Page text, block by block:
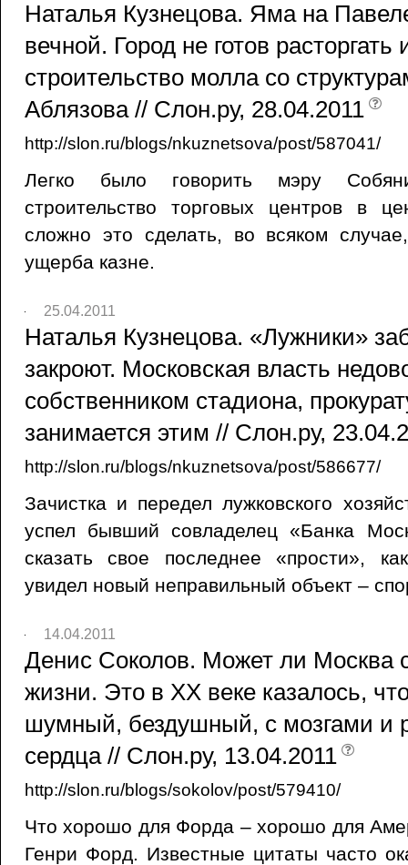
Наталья Кузнецова. Яма на
вечной. Город не готов расторгать
строительство молла со
Аблязова // Слон.ру, 28.04.2011
http://slon.ru/blogs/nkuznetsova/post/587041/
Легко было говорить мэру
строительство торговых центров в
сложно это сделать, во всяком
ущерба казне.
25.04.2011
Наталья Кузнецова. «Лужники»
закроют. Московская власть
собственником стадиона,
занимается этим // Слон.ру,
http://slon.ru/blogs/nkuznetsova/post/586677/
Зачистка и передел лужковского
успел бывший совладелец «Банка
сказать свое последнее «прости»,
увидел новый неправильный объект –
14.04.2011
Денис Соколов. Может ли Москва
жизни. Это в XX веке казалось,
шумный, бездушный, с мозгами и
сердца // Слон.ру, 13.04.2011
http://slon.ru/blogs/sokolov/post/579410/
Что хорошо для Форда – хорошо для
Генри Форд. Известные цитаты часто